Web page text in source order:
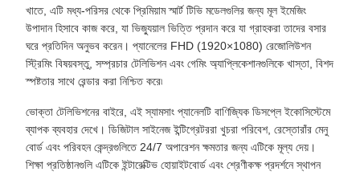
খাতে, এটি মধ্য-পরিসর থেকে প্রিমিয়াম স্মার্ট টিভি মডেলগুলির জন্য মূল ইমেজিং
উপাদান হিসাবে কাজ করে, যা ভিজ্যুয়াল ভিত্তি প্রদান করে যা গ্রাহকরা তাদের বসার
ঘরে প্রতিদিন অনুভব করেন। প্যানেলের FHD (1920×1080) রেজোলিউশন
স্ট্রিমিং বিষয়বস্তু, সম্প্রচার টেলিভিশন এবং গেমিং অ্যাপ্লিকেশানগুলিকে খাস্তা, বিশদ
স্পষ্টতার সাথে রেন্ডার করা নিশ্চিত করে৷
ভোক্তা টেলিভিশনের বাইরে, এই স্যামসাং প্যানেলটি বাণিজ্যিক ডিসপ্লে ইকোসিস্টেমে
ব্যাপক ব্যবহার দেখে। ডিজিটাল সাইনেজ ইন্টিগ্রেটররা খুচরা পরিবেশ, রেস্তোরাঁর মেনু
বোর্ড এবং পরিবহন কেন্দ্রগুলিতে 24/7 অপারেশন ক্ষমতার জন্য এটিকে মূল্য দেয়।
শিক্ষা প্রতিষ্ঠানগুলি এটিকে ইন্টারেক্টিভ হোয়াইটবোর্ড এবং শ্রেণীকক্ষ প্রদর্শনে স্থাপন